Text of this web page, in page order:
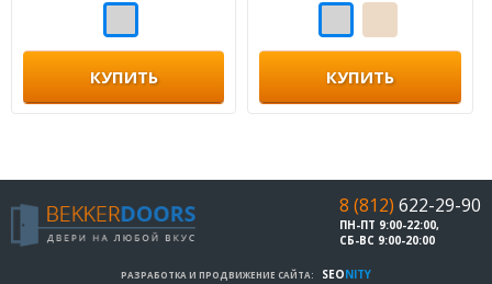
КУПИТЬ КУПИТЬ
8 (812) 622-29-90
ПН-ПТ 9:00-22:00,
СБ-ВС 9:00-20:00
РАЗРАБОТКА И ПРОДВИЖЕНИЕ САЙТА: SEONITY